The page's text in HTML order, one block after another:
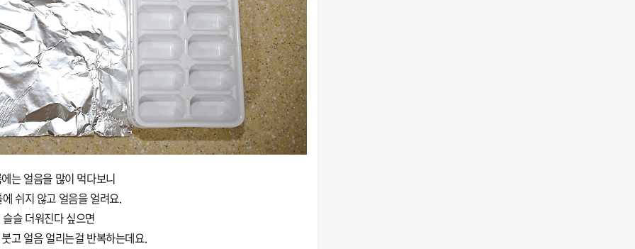
는 얼음을 많이 먹다보니
쉬지 않고 얼음을 얼려요.
슬슬 더워진다 싶으면
고 얼음 얼리는걸 반복하는데요.